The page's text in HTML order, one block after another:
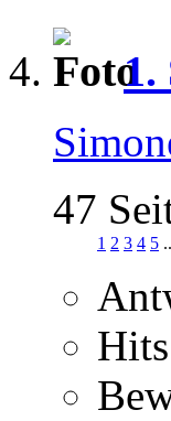
1.
47
1 2 3 4 5